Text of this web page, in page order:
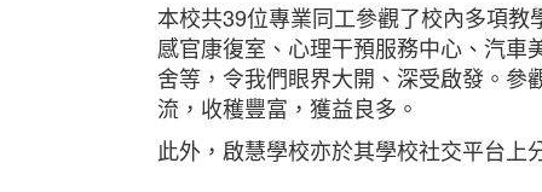
本校共39位專業同工參觀了校內多項
感官康復室、心理干預服務中心、汽
舍等，令我們眼界大開、深受啟發。
流，收穫豐富，獲益良多。
此外，啟慧學校亦於其學校社交平台上